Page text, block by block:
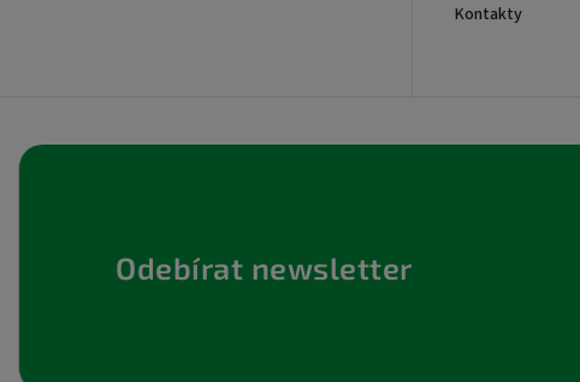
Kontakty
Odebírat newsletter